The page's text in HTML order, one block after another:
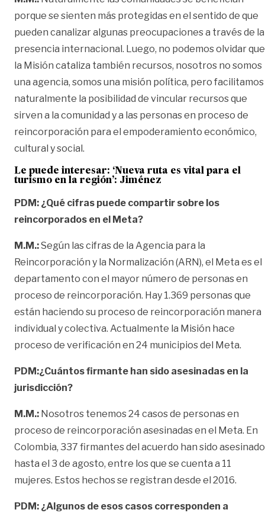
porque se sienten más protegidas en el sentido de que
pueden canalizar algunas preocupaciones a través de la
presencia internacional. Luego, no podemos olvidar que
la Misión cataliza también recursos, nosotros no somos
una agencia, somos una misión política, pero facilitamos
naturalmente la posibilidad de vincular recursos que
sirven a la comunidad y a las personas en proceso de
reincorporación para el empoderamiento económico,
cultural y social.
Le puede interesar: ‘Nueva ruta es vital para el
turismo en la región’: Jiménez
PDM: ¿Qué cifras puede compartir sobre los
reincorporados en el Meta?
M.M.:Según las cifras de la Agencia para la
Reincorporación y la Normalización (ARN), el Meta es el
departamento con el mayor número de personas en
proceso de reincorporación. Hay 1.369 personas que
están haciendo su proceso de reincorporación manera
individual y colectiva. Actualmente la Misión hace
proceso de verificación en 24 municipios del Meta.
PDM:¿Cuántos firmante han sido asesinadas en la
jurisdicción?
M.M.: Nosotros tenemos 24 casos de personas en
proceso de reincorporación asesinadas en el Meta. En
Colombia, 337 firmantes del acuerdo han sido
hasta el 3 de agosto, entre los que se cuenta a 11
mujeres. Estos hechos se registran desde el 2016.
PDM: ¿Algunos de esos casos corresponden a